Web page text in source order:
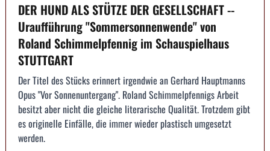
DER HUND ALS STÜTZE DER GESELLSCHAFT --
Uraufführung "Sommersonnenwende" von
Roland Schimmelpfennig im Schauspielhaus
STUTTGART
Der Titel des Stücks erinnert irgendwie an Gerhard Hauptmanns
Opus "Vor Sonnenuntergang". Roland Schimmelpfennigs Arbeit
besitzt aber nicht die gleiche literarische Qualität. Trotzdem gibt
es originelle Einfälle, die immer wieder plastisch umgesetzt
werden.